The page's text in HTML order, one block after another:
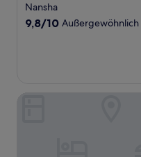
Sterne-
Unterkunft
Nansha
9.8
9,8/10 Außergewöhnlich